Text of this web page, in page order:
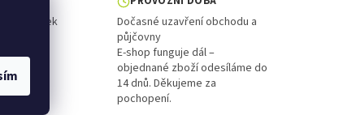
koloběžek
Dočasné uzavření obchodu a
půjčovny
E-shop funguje dál –
objednané zboží odesíláme do
14 dnů. Děkujeme za
pochopení.